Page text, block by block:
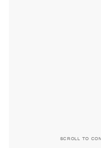
SCROLL TO